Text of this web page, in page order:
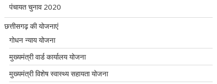
पंचायत चुनाव 2020
छत्तीसगढ़ की योजनाएं
गोधन न्याय योजना
मुख्यमंत्री वार्ड कार्यालय योजना
मुख्यमंत्री विशेष स्वास्थ्य सहायता योजना